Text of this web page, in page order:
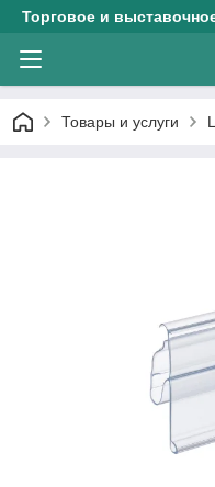
Торговое и
Товары и услуги